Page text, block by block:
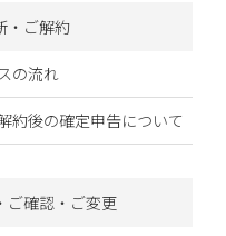
・ご解約
の流れ
約後の確定申告について
ご確認・ご変更